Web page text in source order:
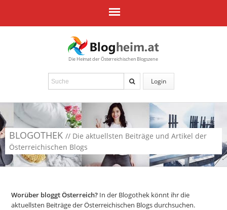
Die Heimat der Österreichischen Blogszene
Login
BLOGOTHEK // Die aktuellsten Beiträge und Artikel der
Österreichischen Blogs
Worüber bloggt Österreich? In der Blogothek könnt ihr die
aktuellsten Beiträge der Österreichischen Blogs durchsuchen.